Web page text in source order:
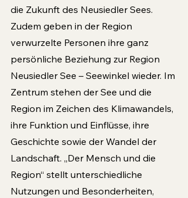
die Zukunft des Neusiedler Sees.
Zudem geben in der Region
verwurzelte Personen ihre ganz
persönliche Beziehung zur Region
Neusied­ler See – Seewinkel wieder. Im
Zentrum stehen der See und die
Region im Zeichen des Klimawandels,
ihre Funktion und Einflüsse, ihre
Geschichte sowie der Wandel der
Landschaft. „Der Mensch und die
Region“ stellt un­terschiedliche
Nutzungen und Besonderheiten,